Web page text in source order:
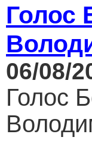
Голос
06/08/
Голос